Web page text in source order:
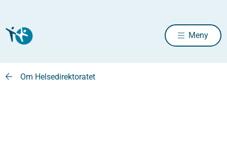
Meny
Om Helsedirektoratet